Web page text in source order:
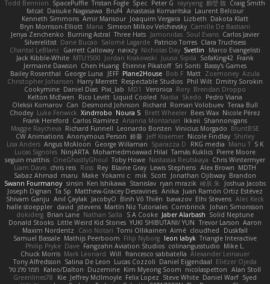
Todd Bennion SpacePuffle Tristan Fogle Spec Peter G rayryeng 鸝瑩 魏 Craig Smith
fatcat Daisuke Nagasawa Bruf4 Anastasia Komaritska Laurent Belcour
Kenneth Simmons Amir Mansour Joaquim Vergara Lizbeth Dakota Klatt
Bryn Morrison-Elliott Mana Simeon Milkov Velchevsky Camille De Bastiani
Jenya Zenchenko Burning Astral Three Hats Jamonidas Soul Evans Carlos Javier
Silverelitist Dane Bucao Salomé Lagarde Patricio Torres Clara Truchsess
Chantal LeBlanc Garrett Calloway nøixzy Nicholas Day Svetlin
Marco Evangelisti
Jack Kibble-White MTU1500 Jordan Krakowski Juuso Sipilä SofaKing42 Frank
Jermaine Dawson Chen Huang Étienne Pikatoff Sri Sonti Bassy's Games
Bailey Rosenthal George Luna JEFF Plane2House Bob F Matt Zoemoney Azula
Christopher Johansen Harry Merrett Respectable Studios Phil Wilt Dmitry Sorokin
Cookymine Daniel Dias Pixi_lab MD1 Veronica Rory Brendan Droppo
Kelton McEwen
Rico Levitt Liquid Cooled Nadia Skedo
Pedro Viana
Oleksii Komarov Can Desmond Johnson Richard Roman Volobuev Teraa Bull
Chodey Luke Fenwick Xindrrobo Noura S Brett Wheeler Bees Wax Nicole Pérez
Frank Hereford Carlos Ramírez Arianna Montanari Ikkeii Shannonigans
Maggie Raycheva Richard Funnell Leonardo Borsten Vinicius Morgado BluntBSE
CW Animations Anonymous Person 鈴葵 Jeff Kraemer Nicole Findlay Shirley
Lisa Anders Angus McAloon George Willaman Sparazza D RKG media Manu T S K
Lucas Signoles NinjARTA Mohamedmoawad Hilal Tamás Kuklics Pierre Moore
seguin matthis OneGhastlyGhoul Toby Howe Nastassia Reutskaya Chris Wintermyer
Liam Davis chris reis Ross Rey Blaine Gray Lewis Stephens Alex Brown MDTH
Sabaz Ahmad maru Make Yokami c: mik Scott Jonathan Ojibway Brandon
Swann Fourmanoy sinsin Ken Ishikawa Stanislav ryan mrazik 峻辰 朱
Joshua Jacobs
Joseph Dignan Ta Sp Matthew-Gracey Desravines Anika Juan Ramón Ortiz Estévez
Shivam Ganju Anıl Çaylak JacobyO Bình Võ Thiên bavazov Elhi Stevens Alec Keck
halle stoeppler david jstevens Martín Niz Tutoriales Combrinck Johan Simonsson
dokiderg Brian Lane Nathan Salla S A Cooke Jaber Alarbash Solid Neptune
Donald Stooks Little Weird Kid Stories YUKI SHIBUTANI/ YUN Trevor Larson Aaron
Maxim Nordentz
Caio Notari Tomi Ollikainen Aimé cloudhed
Duskfall
Samuel Bassale Mathijs Peerboom Filip Nyborg leon labyk Triangle Interactive
Philip Pryke Dave Fangzahn Aviation Studios colinangusstudio Mike L.
Chuck Morris Mark Leonard Will francesco sabbatella Alexander Leinauer
Tony Alfredsson Salina De Leon Lucas Cozzoli Daniel Eijgendaal Eliézer Ojeda
תמר פלג טל
Kaleo/Dalton Duzemine Kim Myeong Soom nicolaspetton Alan Stoll
Greenlines78
Kie Jeffrey McIlmoyle Felix Lopez Steve White Daniel Warf Syed